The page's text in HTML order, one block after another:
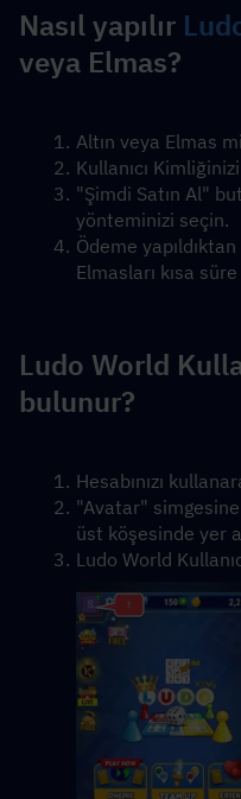
Nasıl yapılır
veya Elmas?
Altın veya Elmas
Kullanıcı
"Şimdi Satın Al"
yönteminizi seçin.
Ödeme
Elmasları kısa
Ludo World
bulunur?
Hesabınızı
"Avatar" simgesine
üst köşesinde yer
Ludo World